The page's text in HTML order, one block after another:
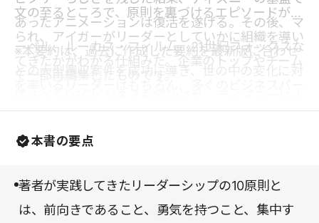
あったアニメーションは復活を遂げる。その後、マ
ーベル、ルーカス・フィルム、21世紀フォックスな
文の至るところで、原則を裏づけるエピソードが語
られ、アイガーがリーダーとしていかに組織を導い
てきたかがわかる仕組みだ。企業のトップやチーム
ソンにぜひ読んでいただきたい一冊である。
※本要約は、過去に作成した要約を最新版に合わせ
本書の要点
著者が実践してきたリーダーシップの10原則と
は、前向きであること、勇気を持つこと、集中す